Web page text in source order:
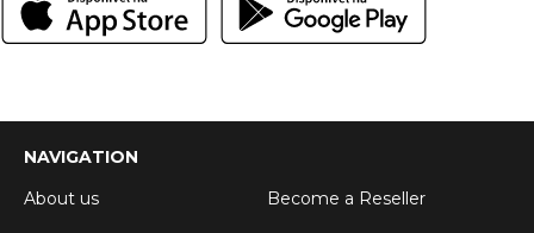
NAVIGATION
About us
Become a Reseller